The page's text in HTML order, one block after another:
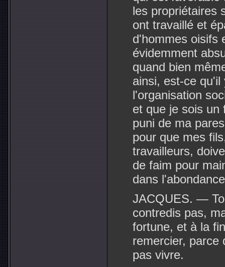
les propriétaires
ont travaillé et
d'hommes oisifs
évidemment
quand bien
ainsi, est-ce
l'organisation
et que je sois un
puni de ma
pour que mes
travailleurs,
de faim pour
dans
JACQUES. —
contredis pas,
fortune, et à la
remercier, parce
pas vivre.